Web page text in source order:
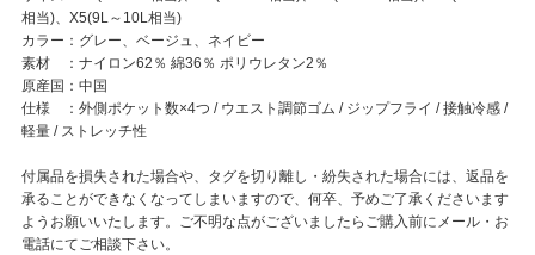
相当)、X5(9L～10L相当)
カラー：グレー、ベージュ、ネイビー
素材 ：ナイロン62％ 綿36％ ポリウレタン2％
原産国：中国
仕様 ：外側ポケット数×4つ / ウエスト調節ゴム / ジップフライ / 接触冷感 /
軽量 / ストレッチ性
付属品を損失された場合や、タグを切り離し・紛失された場合には、返品を
承ることができなくなってしまいますので、何卒、予めご了承くださいます
ようお願いいたします。ご不明な点がございましたらご購入前にメール・お
電話にてご相談下さい。